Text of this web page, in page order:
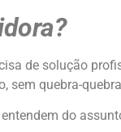
de solução
quebra-
do